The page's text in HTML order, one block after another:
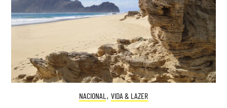
NACIONAL , VIDA & LAZER